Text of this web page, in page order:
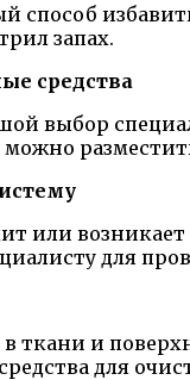
способ
запах.
средства
выбор
или
для
ткани и
для